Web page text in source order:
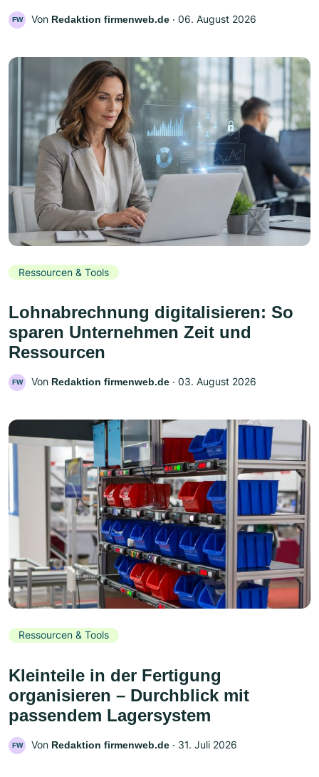
FW Von Redaktion firmenweb.de ‧ 06. August 2026
Ressourcen & Tools
Lohnabrechnung digitalisieren: So
sparen Unternehmen Zeit und
Ressourcen
FW Von Redaktion firmenweb.de ‧ 03. August 2026
Ressourcen & Tools
Kleinteile in der Fertigung
organisieren – Durchblick mit
passendem Lagersystem
FW Von Redaktion firmenweb.de ‧ 31. Juli 2026